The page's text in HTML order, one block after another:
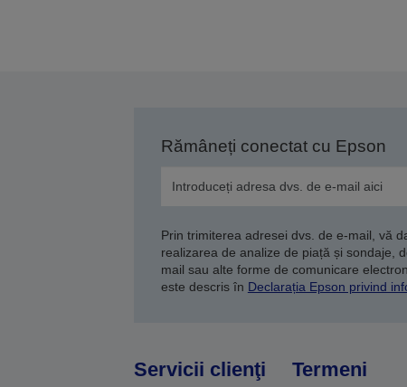
Rămâneți conectat cu Epson
Prin trimiterea adresei dvs. de e-mail, vă
realizarea de analize de piață și sondaje,
mail sau alte forme de comunicare
este descris în Declarația Epson privind
Servicii clienţi Termeni